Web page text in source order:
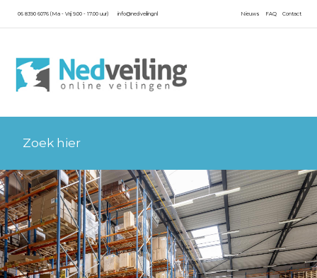
06 8390 6076 (Ma - Vrij 9.00 - 17.00 uur) info@nedveiling.nl Contact
FAQ
Nieuws